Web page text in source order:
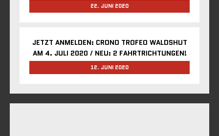
22. JUNI 2020
JETZT ANMELDEN: CRONO TROFEO WALDSHUT
AM 4. JULI 2020 / NEU: 2 FAHRTRICHTUNGEN!
12. JUNI 2020